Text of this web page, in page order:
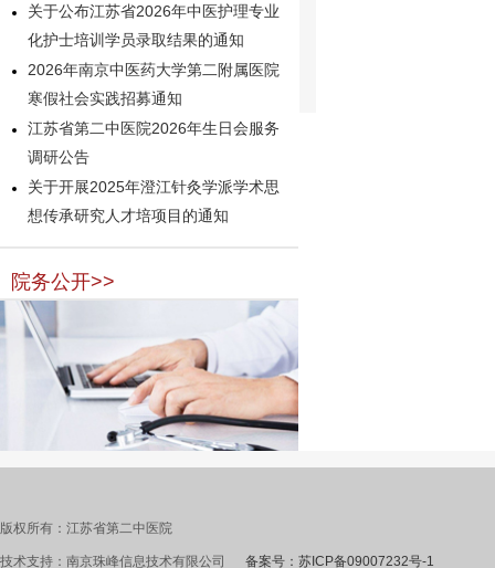
关于公布江苏省2026年中医护理专业
化护士培训学员录取结果的通知
2026年南京中医药大学第二附属医院
寒假社会实践招募通知
江苏省第二中医院2026年生日会服务
调研公告
关于开展2025年澄江针灸学派学术思
想传承研究人才培项目的通知
院务公开>>
版权所有：江苏省第二中医院
技术支持：南京珠峰信息技术有限公司 备案号：苏ICP备09007232号-1